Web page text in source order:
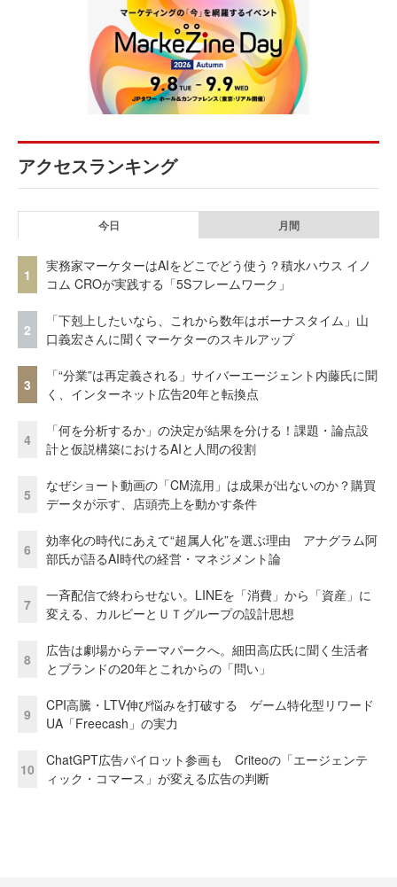
アクセスランキング
今日 月間
1
実務家マーケターはAIをどこでどう使う？積水ハウス イノ
コム CROが実践する「5Sフレームワーク」
2
「下剋上したいなら、これから数年はボーナスタイム」山
口義宏さんに聞くマーケターのスキルアップ
3
「“分業”は再定義される」サイバーエージェント内藤氏に聞
く、インターネット広告20年と転換点
4
「何を分析するか」の決定が結果を分ける！課題・論点設
計と仮説構築におけるAIと人間の役割
5
なぜショート動画の「CM流用」は成果が出ないのか？購買
データが示す、店頭売上を動かす条件
6
効率化の時代にあえて“超属人化”を選ぶ理由 アナグラム阿
部氏が語るAI時代の経営・マネジメント論
7
一斉配信で終わらせない。LINEを「消費」から「資産」に
変える、カルビーとＵＴグループの設計思想
8
広告は劇場からテーマパークへ。細田高広氏に聞く生活者
とブランドの20年とこれからの「問い」
9
CPI高騰・LTV伸び悩みを打破する ゲーム特化型リワード
UA「Freecash」の実力
10
ChatGPT広告パイロット参画も Criteoの「エージェンテ
ィック・コマース」が変える広告の判断